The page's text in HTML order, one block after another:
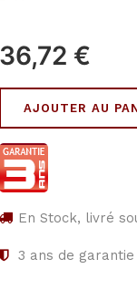
36,72 €
AJOUTER AU
En Stock, livré
3 ans de garantie